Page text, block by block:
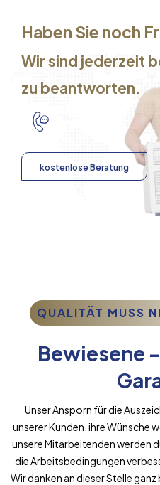
Haben Sie noch
Wir sind jederzeit
zu beantworten.
kostenlose Beratung
QUALITÄT MUSS
Bewiesene -
Unser Ansporn für die
unserer Kunden, ihre Wünsche
unsere Mitarbeitenden werden
die Arbeitsbedingungen
Wir danken an dieser Stelle